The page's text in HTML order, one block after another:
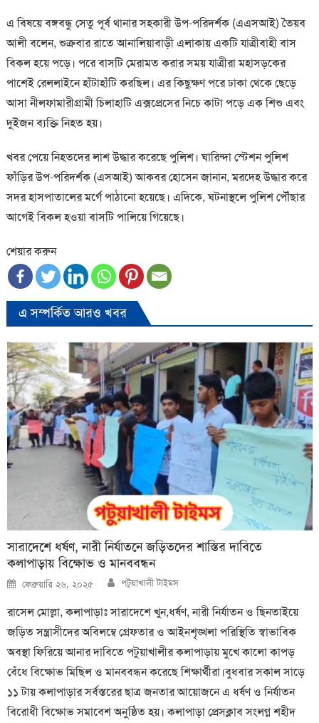
এ বিষয়ে বঙ্গবন্ধু সেতু পূর্ব থানার সহকারী উপ-পরিদর্শক (এএসআই) তৈয়ব
আলী বলেন, শুক্রবার রাতে আনালিয়াবাড়ী এলাকায় একটি যাত্রীবাহী বাস
বিকল হয়ে পড়ে। পরে বাসটি মেরামত করার সময় যাত্রীরা মহাসড়কের
পাশেই রেললাইনে হাঁটাহাঁটি করছিল। এর কিছুক্ষণ পরে ঢাকা থেকে ছেড়ে
আসা নীলফামারীগ্রামী চিলাহাটি এক্সপ্রেসের নিচে কাটা পড়ে এক শিশু এবং
দুইজন ব্যক্তি নিহত হয়।
খবর পেয়ে নিহতদের লাশ উদ্ধার করেছে পুলিশ। ঘারিন্দা স্টেশন পুলিশ
ফাঁড়ির উপ-পরিদর্শক (এসআই) আকবর হোসেন জানান, মরদেহ উদ্ধার করে
সদর হাসপাতালের মর্গে পাঠানো হয়েছে। এদিকে, ঘটনাস্থলে পুলিশ পৌঁছার
আগেই বিকল হওয়া বাসটি পালিয়ে গিয়েছে।
শেয়ার করুন
এ সম্পর্কিত আরও খবর
সারাদেশে ধর্ষণ, নারী নির্যাতনে জড়িতদের শাস্তির দাবিতে
কলাপাড়ায় বিক্ষোভ ও মানববন্ধন
Posted
on
ফেব্রুয়ারি ২৬, ২০২৫ Author
পটুয়াখালী টাইমস
রাসেল মোল্লা, কলাপাড়াঃ সারাদেশে খুন,ধর্ষণ, নারী নির্যাতন ও ছিনতাইয়ে
জড়িত সন্ত্রাসীদের অবিলম্বে গ্রেফতার ও আইনশৃঙ্খলা পরিস্থিতি স্বাভাবিক
অবস্থা ফিরিয়ে আনার দাবিতে পটুয়াখালীর কলাপাড়ায় মুখে কালো কাপড়
বেঁধে বিক্ষোভ মিছিল ও মানববন্ধন করেছে শিক্ষার্থীরা।বুধবার সকাল সাড়ে
১১ টায় কলাপাড়ার সর্বস্তরের ছাত্র জনতার আয়োজনে এ ধর্ষণ ও নির্যাতন
বিরোধী বিক্ষোভ সমাবেশ অনুষ্ঠিত হয়। কলাপাড়া প্রেসক্লাব সংলগ্ন শহীদ